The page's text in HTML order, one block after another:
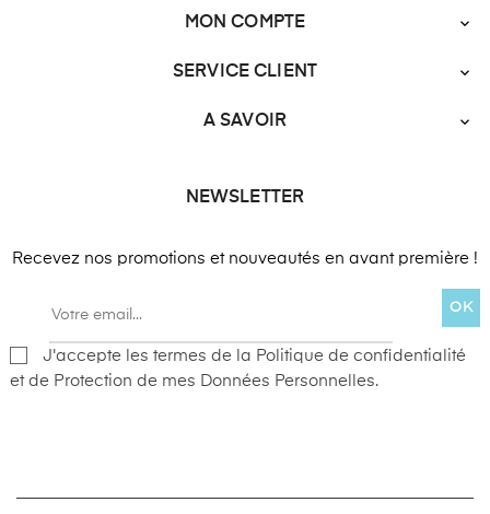
MON COMPTE 
SERVICE CLIENT 
A SAVOIR 
NEWSLETTER
Recevez nos promotions et nouveautés en avant première !
OK
J'accepte les termes de la Politique de confidentialité
et de Protection de mes Données Personnelles.